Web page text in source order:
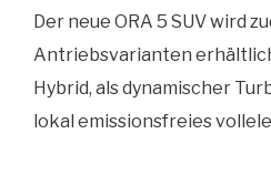
Der neue ORA 5 SUV wird
Antriebsvarianten
Hybrid, als dynamischer
lokal emissionsfreies